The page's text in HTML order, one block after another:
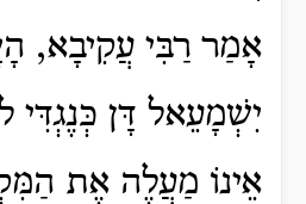
אָמַר רַבִּי עֲקִיבָא,
יִשְׁמָעֵאל דָּן כְּנֶגְדִּי
אֵינוֹ מַעֲלֶה אֶת